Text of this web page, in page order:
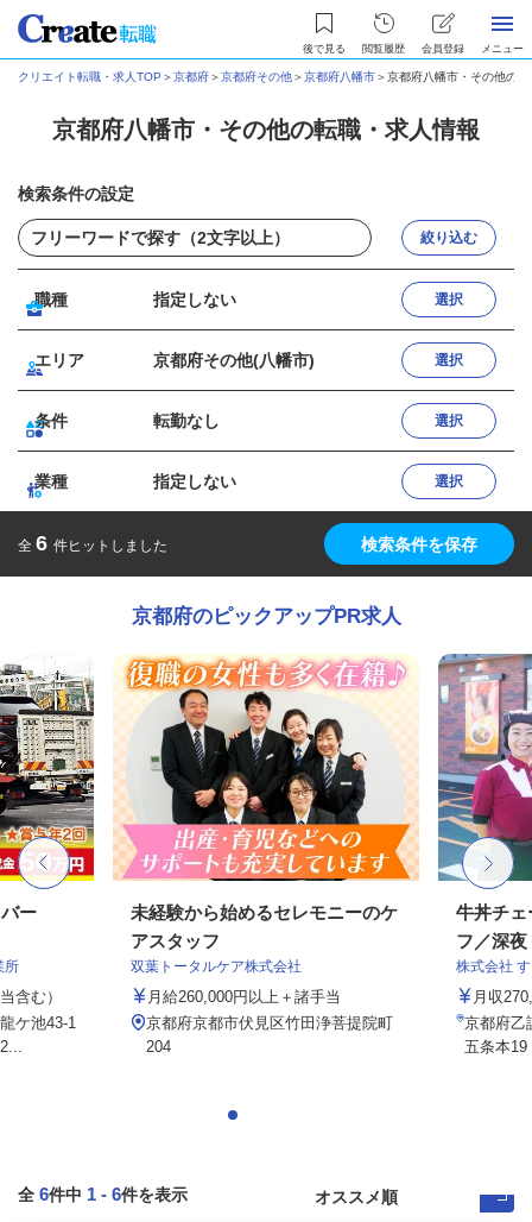
後で見る 閲覧履歴 会員登録 メニュー
クリエイト転職・求人TOP ＞京都府＞京都府その他＞京都府八幡市＞京都府八幡市・その他の
京都府八幡市・その他の転職・求人情報
検索条件の設定
絞り込む
職種 指定しない 選択
エリア 京都府その他(八幡市) 選択
条件 転勤なし 選択
業種 指定しない 選択
全 6 件ヒットしました 検索条件を保存
京都府のピックアップPR求人
ー
所
含む）
ケ池43-1
未経験から始めるセレモニーのケ
アスタッフ
双葉トータルケア株式会社
月給260,000円以上＋諸手当
京都府京都市伏見区竹田浄菩提院町
204
牛丼チェ
フ／深夜
株式会社
月収
京都府乙
五条本
全 6件中 1 - 6件を表示